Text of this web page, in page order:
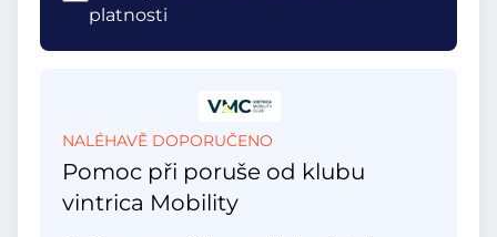
platnosti
NALÉHAVĚ DOPORUČENO
Pomoc při poruše od klubu
vintrica Mobility